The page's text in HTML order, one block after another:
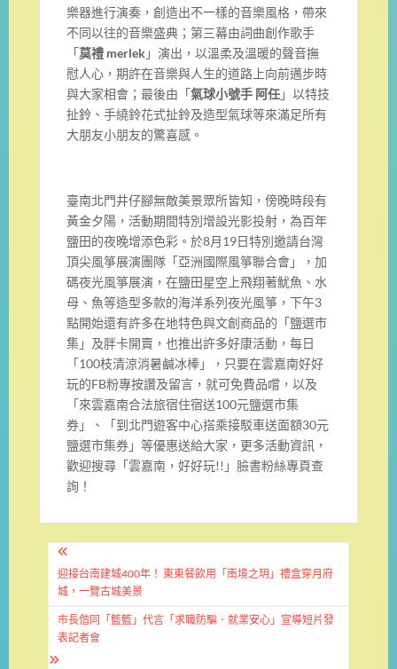
樂器進行演奏，創造出不一樣的音樂風格，帶來
不同以往的音樂盛典；第三幕由詞曲創作歌手
「莫禮 merlek 」演出，以溫柔及溫暖的聲音撫
慰人心，期許在音樂與人生的道路上向前邁步時
與大家相會；最後由「氣球小號手 阿任」以特技
扯鈴、手繞鈴花式扯鈴及造型氣球等來滿足所有
大朋友小朋友的驚喜感。
臺南北門井仔腳無敵美景眾所皆知，傍晚時段有
黃金夕陽，活動期間特別增設光影投射，為百年
鹽田的夜晚增添色彩。於8月19日特別邀請台灣
頂尖風箏展演團隊「亞洲國際風箏聯合會」，加
碼夜光風箏展演，在鹽田星空上飛翔著魷魚、水
母、魚等造型多款的海洋系列夜光風箏，下午3
點開始還有許多在地特色與文創商品的「鹽選市
集」及胖卡開賣，也推出許多好康活動，每日
「100枝清涼消暑鹹冰棒」，只要在雲嘉南好好
玩的FB粉專按讚及留言，就可免費品嚐，以及
「來雲嘉南合法旅宿住宿送100元鹽選市集
券」、「到北門遊客中心搭乘接駁車送面額30元
鹽選市集券」等優惠送給大家，更多活動資訊，
歡迎搜尋「雲嘉南，好好玩!!」臉書粉絲專頁查
詢！
文
章
導
覽
迎接台南建城400年！ 東東餐飲用「南境之玥」禮盒穿月府
城，一覽古城美景
市長偕同「籃籃」代言「求職防騙．就業安心」宣導短片發
表記者會